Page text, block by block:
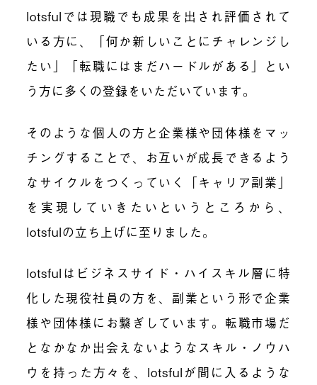
lotsfulでは現職でも成果を出され評価されて
いる方に、「何か新しいことにチャレンジし
たい」「転職にはまだハードルがある」とい
う方に多くの登録をいただいています。
そのような個人の方と企業様や団体様をマッ
チングすることで、お互いが成長できるよう
なサイクルをつくっていく「キャリア副業」
を実現していきたいというところから、
lotsfulの立ち上げに至りました。
lotsfulはビジネスサイド・ハイスキル層に特
化した現役社員の方を、副業という形で企業
様や団体様にお繋ぎしています。転職市場だ
となかなか出会えないようなスキル・ノウハ
ウを持った方々を、lotsfulが間に入るような